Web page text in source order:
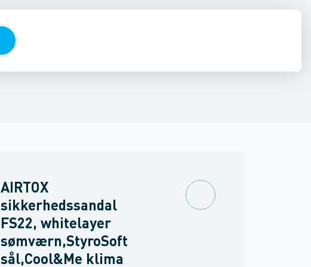
AIRTOX
sikkerhedssandal
FS22, whitelayer
sømværn,StyroSoft
sål,Cool&Me klima